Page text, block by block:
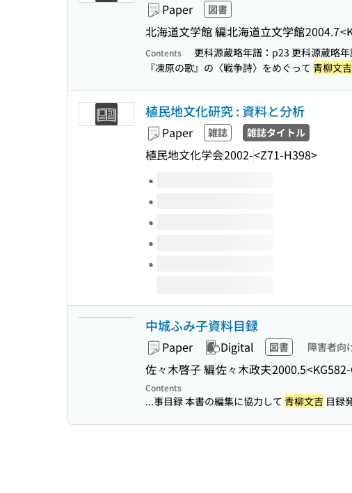
Paper 図書
北海道文学館 編北海道立文学館2004.7
Contents
更科源蔵略年譜：p23 更科源蔵略
『凍原の歌』の〈戦争詩〉をめぐって 青柳文吉
植民地文化研究 : 資料と分析
Paper 雑誌 雑誌タイトル
植民地文化学会2002-<Z71-H398>
Volumes of this title
中城ふみ子資料目録
Paper Digital 図書 障害者向
佐々木啓子 編佐々木政夫2000.5
Contents
...事目録 本書の編集に協力して 青柳文吉 目録